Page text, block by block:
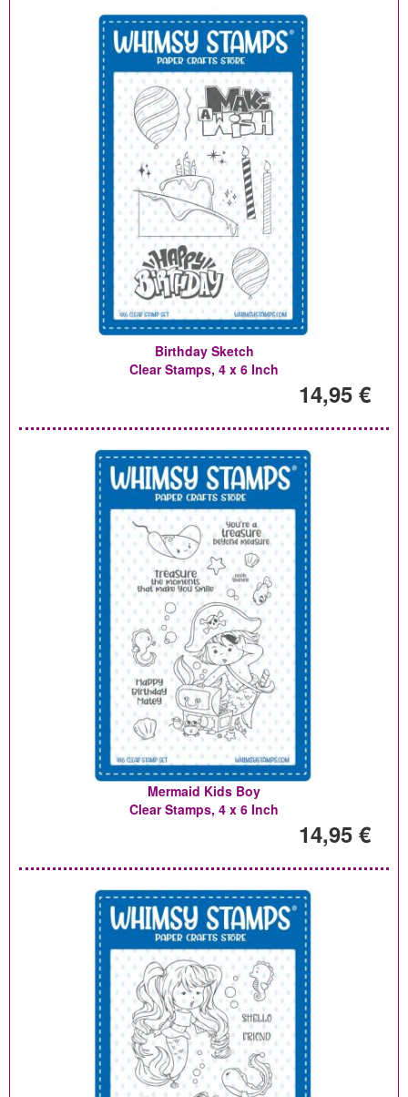
Birthday Sketch
Clear Stamps, 4 x 6 Inch
14,95 €
Mermaid Kids Boy
Clear Stamps, 4 x 6 Inch
14,95 €